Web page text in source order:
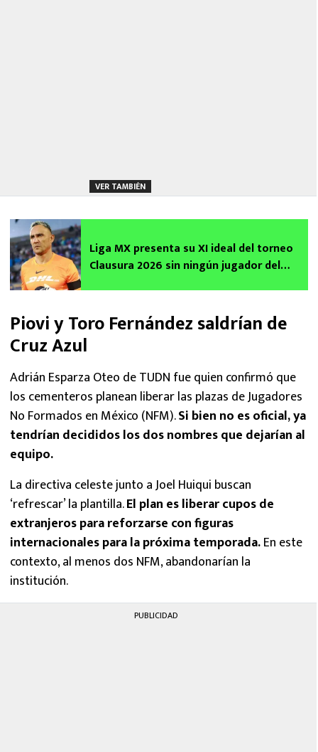
VER TAMBIÉN
Liga MX presenta su XI ideal del torneo
Clausura 2026 sin ningún jugador del
Piovi y Toro Fernández saldrían de
Cruz Azul
Adrián Esparza Oteo de TUDN fue quien confirmó que
los cementeros planean liberar las plazas de Jugadores
No Formados en México (NFM).Si bien no es oficial, ya
tendrían decididos los dos nombres que dejarían al
equipo.
La directiva celeste junto a Joel Huiqui buscan
‘refrescar’ la plantilla.El plan es liberar cupos de
extranjeros para reforzarse con figuras
internacionales para la próxima temporada.En este
contexto, al menos dos NFM, abandonarían la
institución.
PUBLICIDAD